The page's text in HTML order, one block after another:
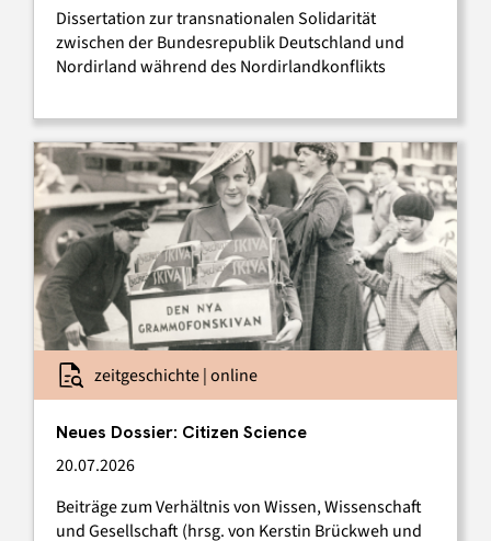
Dissertation zur transnationalen Solidarität
zwischen der Bundesrepublik Deutschland und
Nordirland während des Nordirlandkonflikts
zeitgeschichte | online
Neues Dossier: Citizen Science
20.07.2026
Beiträge zum Verhältnis von Wissen, Wissenschaft
und Gesellschaft (hrsg. von Kerstin Brückweh und